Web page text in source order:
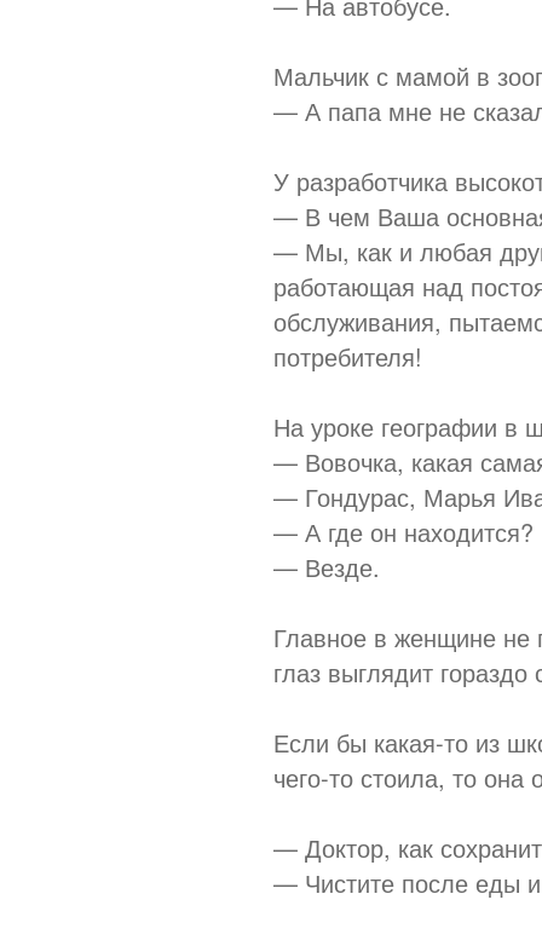
Мальчик с мамой в
— А папа мне не
У разработчика
— В чем Ваша
— Мы, как и любая
работающая над
обслуживания,
потребителя!
На уроке географии в
— Вовочка, какая
— Гондурас, Марья
— А где он находится?
— Везде.
Главное в женщине не
глаз выглядит
Если бы какая-то из
чего-то стоила, то
— Доктор, как
— Чистите после еды